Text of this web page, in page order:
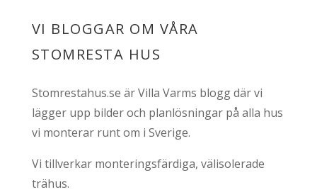
VI BLOGGAR OM VÅRA
STOMRESTA HUS
Stomrestahus.se är Villa Varms blogg där vi
lägger upp bilder och planlösningar på alla hus
vi monterar runt om i Sverige.
Vi tillverkar monteringsfärdiga, välisolerade
trähus.